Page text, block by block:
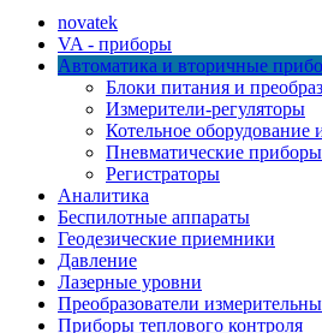
novatek
VA - приборы
Автоматика и вторичные
Блоки питания и
Измерители-регуляторы
Котельное оборудование
Пневматические приборы
Регистраторы
Аналитика
Беспилотные аппараты
Геодезические приемники
Давление
Лазерные уровни
Преобразователи
Приборы теплового контроля